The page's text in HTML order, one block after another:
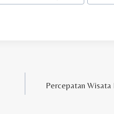
Percepatan Wisata